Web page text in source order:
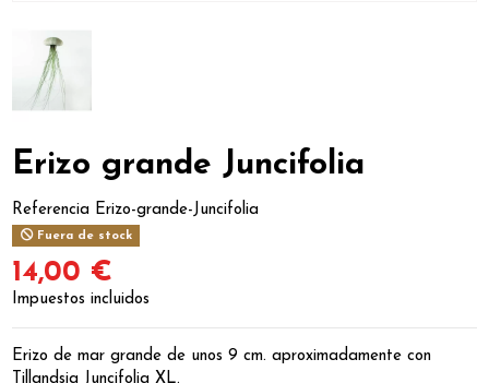
Erizo grande Juncifolia
Referencia Erizo-grande-Juncifolia
Fuera de stock
14,00 €
Impuestos incluidos
Erizo de mar grande de unos 9 cm. aproximadamente con
Tillandsia Juncifolia XL.